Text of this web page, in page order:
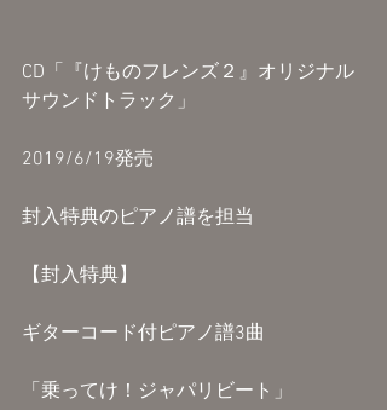
CD「『けものフレンズ２』オリジナル
サウンドトラック」
2019/6/19発売
封入特典のピアノ譜を担当
【封入特典】
ギターコード付ピアノ譜3曲
「乗ってけ！ジャパリビート」